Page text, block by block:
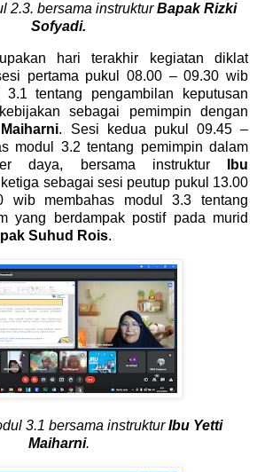
2.3. bersama instrukturBapak Rizki
Sofyadi.
hari terakhir kegiatan diklat
pertama pukul 08.00 – 09.30 wib
3.1 tentang pengambilan keputusan
sebagai pemimpin dengan
. Sesi kedua pukul 09.45 –
modul 3.2 tentang pemimpin dalam
daya, bersama instruktur
Ibu
sebagai sesi peutup pukul 13.00
wib membahas modul 3.3 tentang
yang berdampak postif pada murid
Suhud Rois.
3.1 bersama instrukturIbu Yetti
Maiharni.